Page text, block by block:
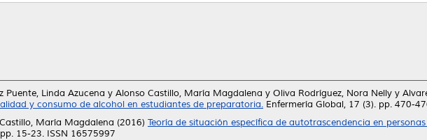
Puente, Linda Azucena y Alonso Castillo, María Magdalena y Oliva Rodríguez, Nora Nelly y
y consumo de alcohol en estudiantes de preparatoria. Enfermería Global, 17 (3). pp. 470-
María Magdalena (2016) Teoría de situación específica de autotrascendencia en
15-23. ISSN 16575997